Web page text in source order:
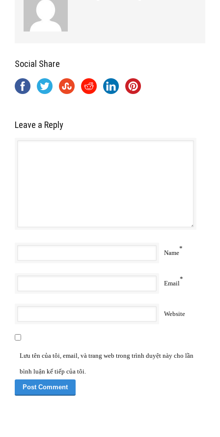
Social Share
Leave a Reply
Name
*
Email
*
Website
Lưu tên của tôi, email, và trang web trong trình duyệt này cho lần
bình luận kế tiếp của tôi.